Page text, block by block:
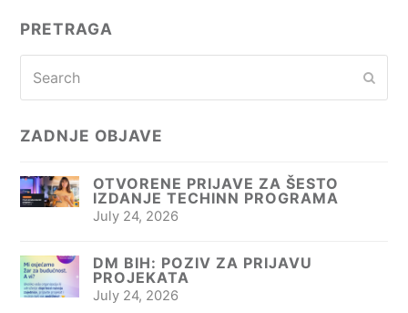
PRETRAGA
ZADNJE OBJAVE
OTVORENE PRIJAVE ZA ŠESTO
IZDANJE TECHINN PROGRAMA
July 24, 2026
DM BIH: POZIV ZA PRIJAVU
PROJEKATA
July 24, 2026